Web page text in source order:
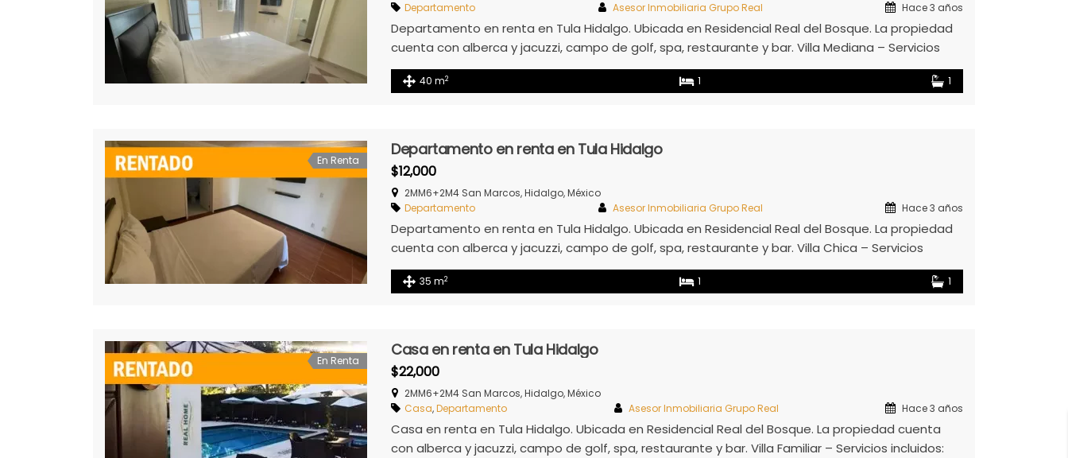
Departamento
Asesor Inmobiliaria Grupo Real Hace 3 años
Departamento en renta en Tula Hidalgo. Ubicada en Residencial Real del Bosque. La propiedad
cuenta con alberca y jacuzzi, campo de golf, spa, restaurante y bar. Villa Mediana – Servicios
incluidos: Agua Electricidad Internet Seguridad (Acceso controlado y circuito cerrado las 24 hrs)
Pet Friendly
40 m2 1 1
En Renta
Departamento en renta en Tula Hidalgo
$12,000
2MM6+2M4 San Marcos, Hidalgo, México
Departamento
Asesor Inmobiliaria Grupo Real Hace 3 años
Departamento en renta en Tula Hidalgo. Ubicada en Residencial Real del Bosque. La propiedad
cuenta con alberca y jacuzzi, campo de golf, spa, restaurante y bar. Villa Chica – Servicios
incluidos: Agua Electricidad Internet Seguridad (Acceso controlado y circuito cerrado las 24 hrs)
Pet Friendly
35 m2 1 1
En Renta
Casa en renta en Tula Hidalgo
$22,000
2MM6+2M4 San Marcos, Hidalgo, México
Casa,Departamento Asesor Inmobiliaria Grupo Real Hace 3 años
Casa en renta en Tula Hidalgo. Ubicada en Residencial Real del Bosque. La propiedad cuenta
con alberca y jacuzzi, campo de golf, spa, restaurante y bar. Villa Familiar – Servicios incluidos: